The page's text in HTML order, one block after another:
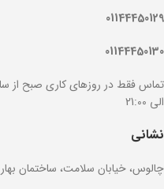
01144450129
01144450130
الی 21:00
نشانی
چالوس، خیابان سلامت، ساختمان بهار